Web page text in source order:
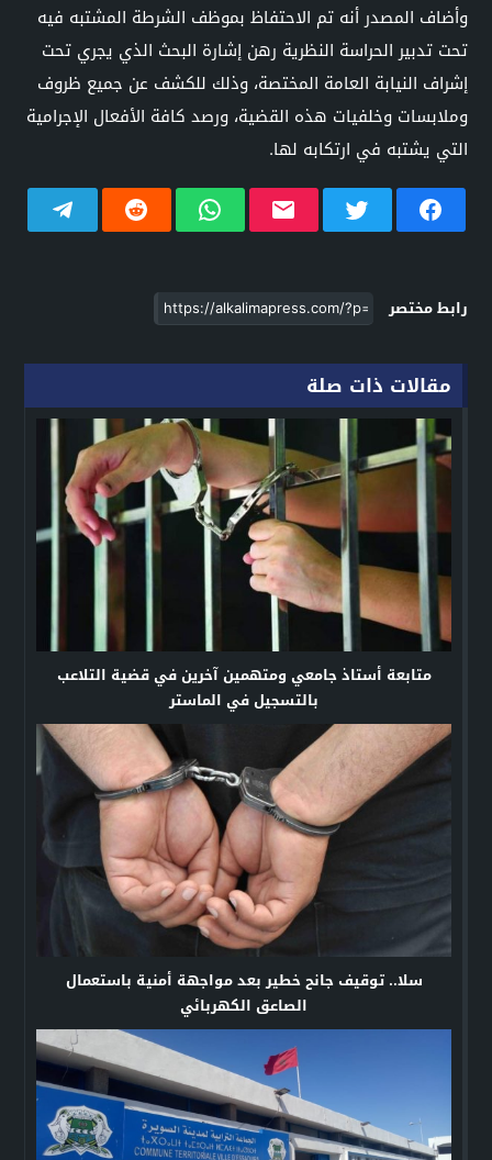
وأضاف المصدر أنه تم الاحتفاظ بموظف الشرطة المشتبه فيه
تحت تدبير الحراسة النظرية رهن إشارة البحث الذي يجري تحت
إشراف النيابة العامة المختصة، وذلك للكشف عن جميع ظروف
وملابسات وخلفيات هذه القضية، ورصد كافة الأفعال الإجرامية
التي يشتبه في ارتكابه لها.
رابط مختصر
مقالات ذات صلة
متابعة أستاذ جامعي ومتهمين آخرين في قضية التلاعب
بالتسجيل في الماستر
سلا.. توقيف جانح خطير بعد مواجهة أمنية باستعمال
الصاعق الكهربائي